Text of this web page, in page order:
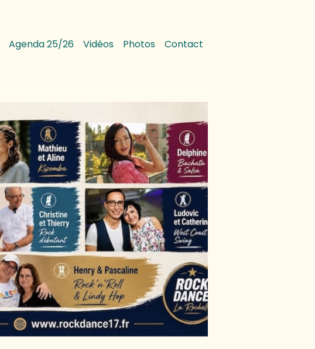
Agenda 25/26 Vidéos Photos Contact